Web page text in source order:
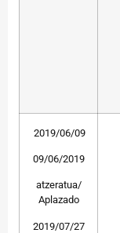
2019/06/09
09/06/2019
atzeratua/
Aplazado
2019/07/27